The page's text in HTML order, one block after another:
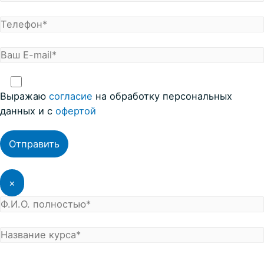
Выражаю coглacие на обработку персональных
данных и с офертой
×